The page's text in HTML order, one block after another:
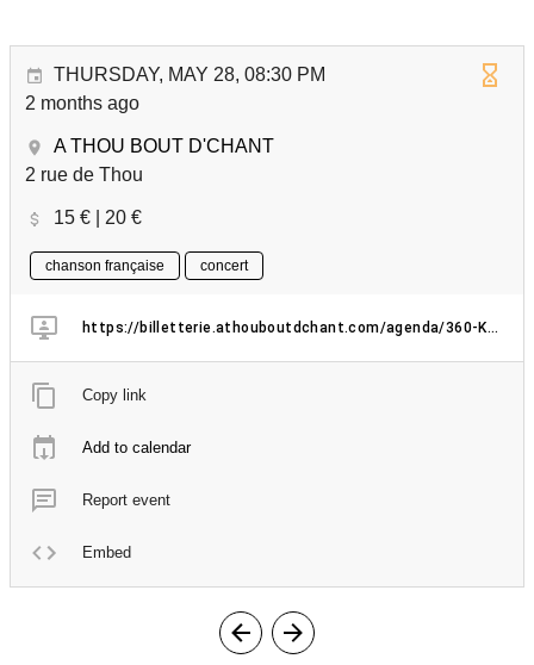
THURSDAY, MAY 28, 08:30 PM
2 months ago
A THOU BOUT D'CHANT
2 rue de Thou
15 € | 20 €
chanson française concert
https://billetterie.athouboutdchant.com/agenda/360-Karpatt
Copy link
Add to calendar
Report event
Embed